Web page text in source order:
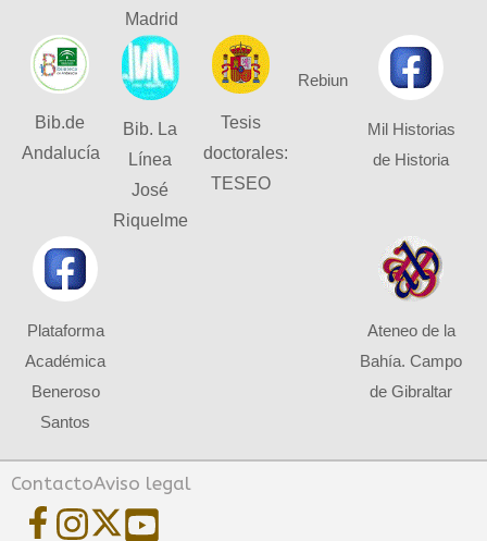
Madrid
Bib.de
Andalucía
Bib. La
Línea
José
Riquelme
Tesis
doctorales:
TESEO
Rebiun
Mil Historias
de Historia
Plataforma
Académica
Beneroso
Santos
Ateneo de la
Bahía. Campo
de Gibraltar
ContactoAviso legal